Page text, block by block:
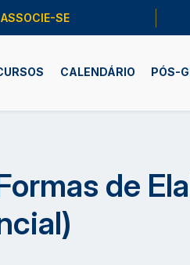
ASSOCIE-SE
CALENDÁRIO PÓS-
de